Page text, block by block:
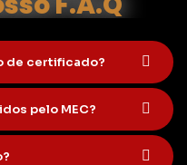
de certificado?
pelo MEC?